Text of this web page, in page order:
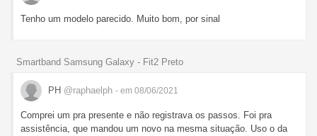
Tenho um modelo parecido. Muito bom, por sinal
Smartband Samsung Galaxy - Fit2 Preto
PH @raphaelph - em 08/06/2021
Comprei um pra presente e não registrava os passos. Foi pra
assistência, que mandou um novo na mesma situação. Uso o da